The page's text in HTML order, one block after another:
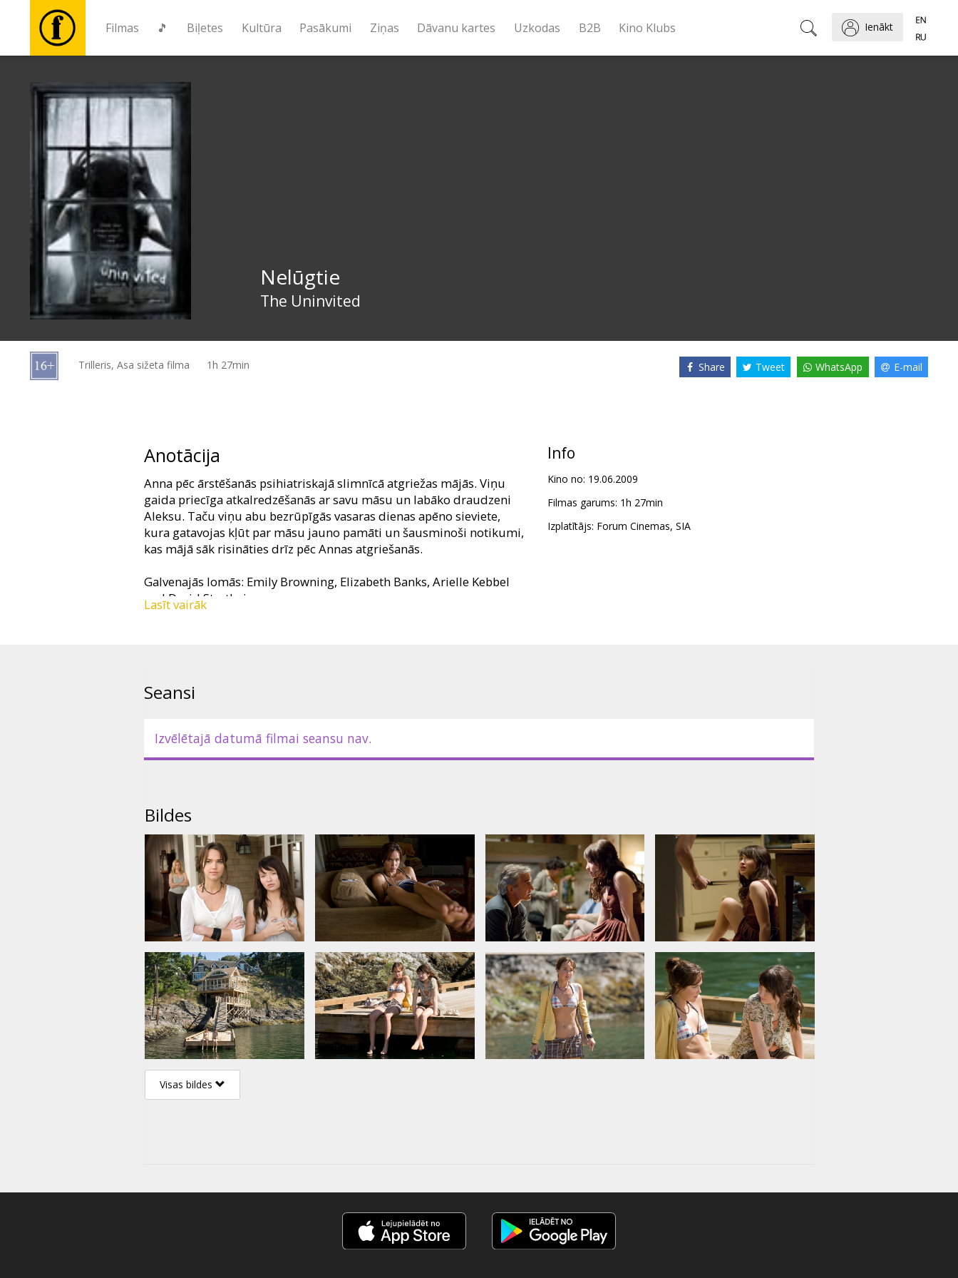
Filmas 🎵 Biļetes Kultūra Pasākumi Ziņas Dāvanu kartes Uzkodas B2B Kino Klubs Ienākt
Biļetes
Kultūra
Pasākumi
Ziņas
kartes
Nelūgtie
The Uninvited
Trilleris, Asa sižeta filma 1h 27min Share Tweet WhatsApp E-mail
Anotācija
Anna pēc ārstēšanās psihiatriskajā slimnīcā atgriežas mājās. Viņu
gaida priecīga atkalredzēšanās ar savu māsu un labāko draudzeni
Aleksu. Taču viņu abu bezrūpīgās vasaras dienas apēno sieviete,
kura gatavojas kļūt par māsu jauno pamāti un šausminoši notikumi,
kas mājā sāk risināties drīz pēc Annas atgriešanās.
Galvenajās lomās: Emily Browning, Elizabeth Banks, Arielle Kebbel
and David Strathairn
Lasīt vairāk
Info
Kino no: 19.06.2009
Filmas garums: 1h 27min
Izplatītājs: Forum Cinemas, SIA
Seansi
Izvēlētajā datumā filmai seansu nav.
Bildes
Visas bildes